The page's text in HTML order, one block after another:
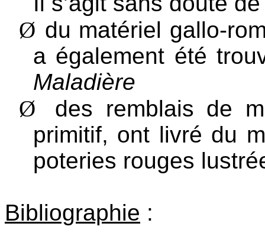
Ø du matériel gallo-
a également été
Maladière
Ø
des remblais de
primitif, ont livré du
poteries rouges
Bibliographie :